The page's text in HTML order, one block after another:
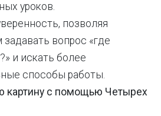
уроков.
позволяя
вопрос «где
и искать более
способы работы.
картину с помощью Четырех